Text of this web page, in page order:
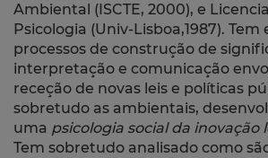
Ambiental (ISCTE, 2000), e
Psicologia (Univ-Lisboa,1987). Tem
processos de construção de
interpretação e comunicação
receção de novas leis e políticas
sobretudo as ambientais,
uma psicologia social da inovação
Tem sobretudo analisado como